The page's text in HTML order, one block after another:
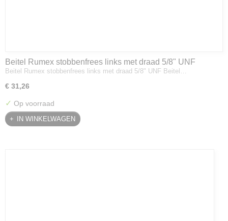
Beitel Rumex stobbenfrees links met draad 5/8" UNF
Beitel Rumex stobbenfrees links met draad 5/8" UNF Beitel…
€ 31,26
✓ Op voorraad
IN WINKELWAGEN